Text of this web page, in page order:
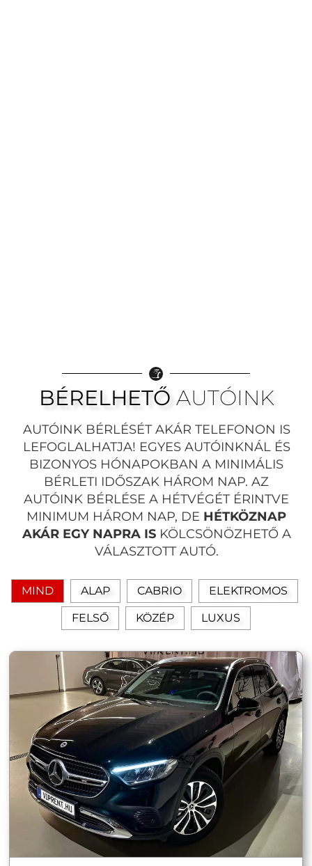
BÉRELHETŐ AUTÓINK
AUTÓINK BÉRLÉSÉT AKÁR TELEFONON IS
LEFOGLALHATJA! EGYES AUTÓINKNÁL ÉS
BIZONYOS HÓNAPOKBAN A MINIMÁLIS
BÉRLETI IDŐSZAK HÁROM NAP. AZ
AUTÓINK BÉRLÉSE A HÉTVÉGÉT ÉRINTVE
MINIMUM HÁROM NAP, DE HÉTKÖZNAP
AKÁR EGY NAPRA ISKÖLCSÖNÖZHETŐ A
VÁLASZTOTT AUTÓ.
MIND ALAP CABRIO ELEKTROMOS
FELSŐ KÖZÉP LUXUS